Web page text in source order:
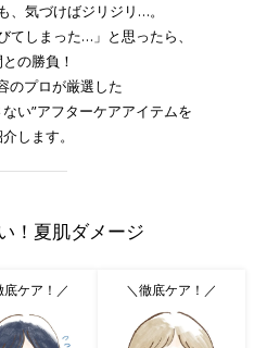
、気づけばジリジリ…。
てしまった…」と思ったら、
の勝負！
のプロが厳選した
い”アフターケアアイテムを
します。
！夏肌ダメージ
底ケア！／ ＼徹底ケア！／